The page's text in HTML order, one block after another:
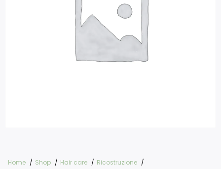
Home Shop Hair care
Ricostruzione